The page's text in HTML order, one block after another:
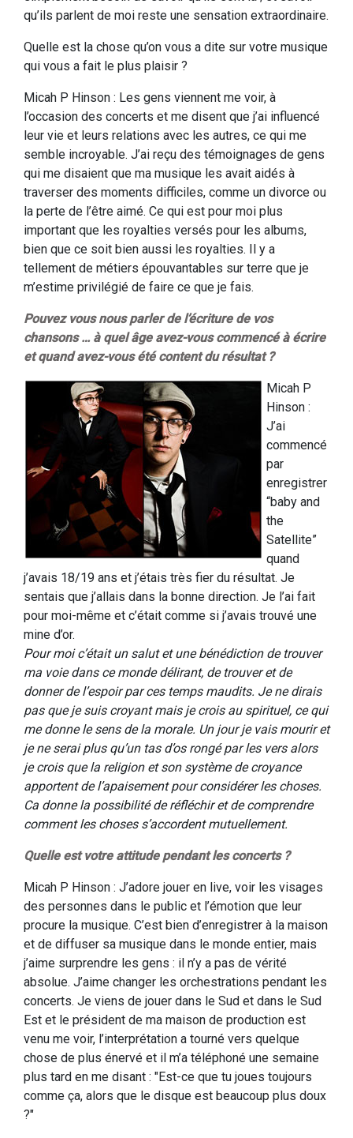
qu’ils parlent de moi reste une sensation extraordinaire.
Quelle est la chose qu’on vous a dite sur votre musique
qui vous a fait le plus plaisir ?
Micah P Hinson : Les gens viennent me voir, à
l’occasion des concerts et me disent que j’ai influencé
leur vie et leurs relations avec les autres, ce qui me
semble incroyable. J’ai reçu des témoignages de gens
qui me disaient que ma musique les avait aidés à
traverser des moments difficiles, comme un divorce ou
la perte de l’être aimé. Ce qui est pour moi plus
important que les royalties versés pour les albums,
bien que ce soit bien aussi les royalties. Il y a
tellement de métiers épouvantables sur terre que je
m’estime privilégié de faire ce que je fais.
Pouvez vous nous parler de l’écriture de vos
chansons … à quel âge avez-vous commencé à écrire
et quand avez-vous été content du résultat ?
Micah P
Hinson :
J’ai
commencé
par
enregistrer
“baby and
the
Satellite”
quand
j’avais 18/19 ans et j’étais très fier du résultat. Je
sentais que j’allais dans la bonne direction. Je l’ai fait
pour moi-même et c’était comme si j’avais trouvé une
mine d’or.
Pour moi c’était un salut et une bénédiction de trouver
ma voie dans ce monde délirant, de trouver et de
donner de l’espoir par ces temps maudits. Je ne dirais
pas que je suis croyant mais je crois au spirituel, ce qui
me donne le sens de la morale. Un jour je vais mourir et
je ne serai plus qu’un tas d’os rongé par les vers alors
je crois que la religion et son système de croyance
apportent de l’apaisement pour considérer les choses.
Ca donne la possibilité de réfléchir et de comprendre
comment les choses s’accordent mutuellement.
Quelle est votre attitude pendant les concerts ?
Micah P Hinson : J’adore jouer en live, voir les visages
des personnes dans le public et l’émotion que leur
procure la musique. C’est bien d’enregistrer à la maison
et de diffuser sa musique dans le monde entier, mais
j’aime surprendre les gens : il n’y a pas de vérité
absolue. J’aime changer les orchestrations pendant les
concerts. Je viens de jouer dans le Sud et dans le Sud
Est et le président de ma maison de production est
venu me voir, l’interprétation a tourné vers quelque
chose de plus énervé et il m’a téléphoné une semaine
plus tard en me disant : "Est-ce que tu joues toujours
comme ça, alors que le disque est beaucoup plus doux
?"